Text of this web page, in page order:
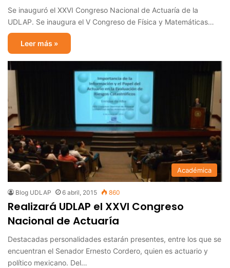
Se inauguró el XXVI Congreso Nacional de Actuaría de la
UDLAP. Se inaugura el V Congreso de Física y Matemáticas…
Leer más »
Académica
Blog UDLAP 6 abril, 2015 860
Realizará UDLAP el XXVI Congreso
Nacional de Actuaría
Destacadas personalidades estarán presentes, entre los que se
encuentran el Senador Ernesto Cordero, quien es actuario y
político mexicano. Del…